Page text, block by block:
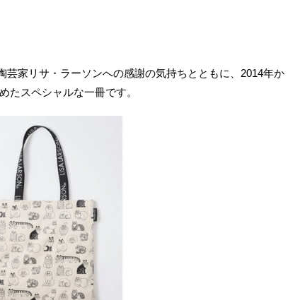
芸家リサ・ラーソンへの感謝の気持ちとともに、2014年か
たスペシャルな一冊です。